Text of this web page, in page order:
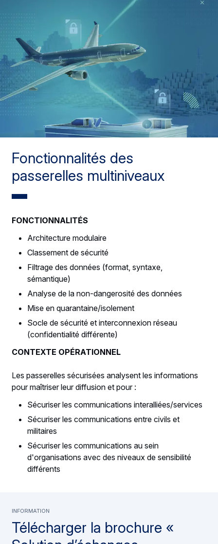
Fonctionnalités des
passerelles multiniveaux
FONCTIONNALITÉS
Architecture modulaire
Classement de sécurité
Filtrage des données (format, syntaxe,
sémantique)
Analyse de la non-dangerosité des données
Mise en quarantaine/isolement
Socle de sécurité et interconnexion réseau
(confidentialité différente)
CONTEXTE OPÉRATIONNEL
Les passerelles sécurisées analysent les informations
pour maîtriser leur diffusion et pour :
Sécuriser les communications interalliées/services
Sécuriser les communications entre civils et
militaires
Sécuriser les communications au sein
d'organisations avec des niveaux de sensibilité
différents
Télécharger la brochure «
Information